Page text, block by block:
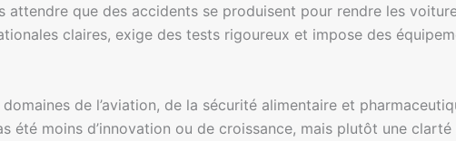
attendre que des accidents se produisent pour rendre les
claires, exige des tests rigoureux et impose des
de l’aviation, de la sécurité alimentaire et
été moins d’innovation ou de croissance, mais plutôt une